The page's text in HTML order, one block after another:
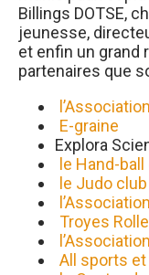
Billings DOTSE,
jeunesse,
et enfin un grand
partenaires que
E-graine
Explora
le Hand-
le Judo
Troyes
All sports